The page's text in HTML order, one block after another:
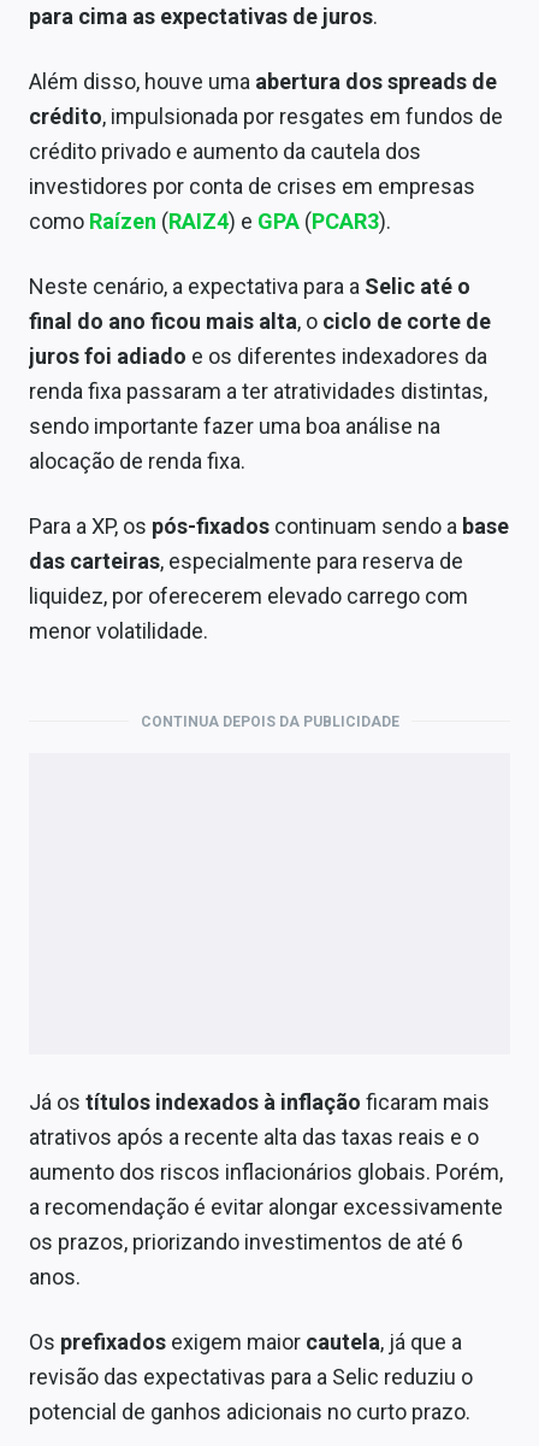
para cima as expectativas de juros.
Além disso, houve uma abertura dos spreads de
crédito, impulsionada por resgates em fundos de
crédito privado e aumento da cautela dos
investidores por conta de crises em empresas
como Raízen (RAIZ4) e GPA (PCAR3).
Neste cenário, a expectativa para a Selic até o
final do ano ficou mais alta, o ciclo de corte de
juros foi adiado e os diferentes indexadores da
renda fixa passaram a ter atratividades distintas,
sendo importante fazer uma boa análise na
alocação de renda fixa.
Para a XP, os pós-fixados continuam sendo a base
das carteiras, especialmente para reserva de
liquidez, por oferecerem elevado carrego com
menor volatilidade.
CONTINUA DEPOIS DA PUBLICIDADE
Já os títulos indexados à inflação ficaram mais
atrativos após a recente alta das taxas reais e o
aumento dos riscos inflacionários globais. Porém,
a recomendação é evitar alongar excessivamente
os prazos, priorizando investimentos de até 6
anos.
Os prefixados exigem maior cautela, já que a
revisão das expectativas para a Selic reduziu o
potencial de ganhos adicionais no curto prazo.